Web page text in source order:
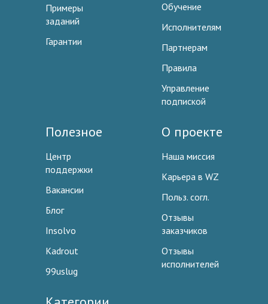
Примеры
заданий
Гарантии
Обучение
Исполнителям
Партнерам
Правила
Управление
подпиской
Полезное
Центр
поддержки
Вакансии
Блог
Insolvo
Kadrout
99uslug
О проекте
Наша миссия
Карьера в WZ
Польз. согл.
Отзывы
заказчиков
Отзывы
исполнителей